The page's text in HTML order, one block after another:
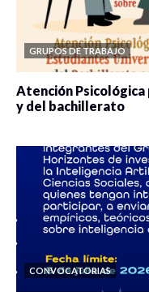
GRUPOS DE TRABAJO
Atención
y del bachillerato
CONVOCATORIAS